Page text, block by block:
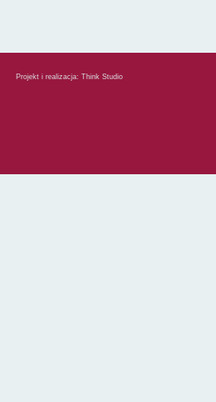
Projekt i realizacja: Think Studio